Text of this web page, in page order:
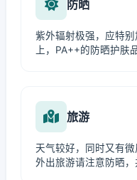
防晒
紫外辐射极强，应特
上，PA++的防晒护肤
旅游
天气较好，同时又有微
外出旅游请注意防晒，